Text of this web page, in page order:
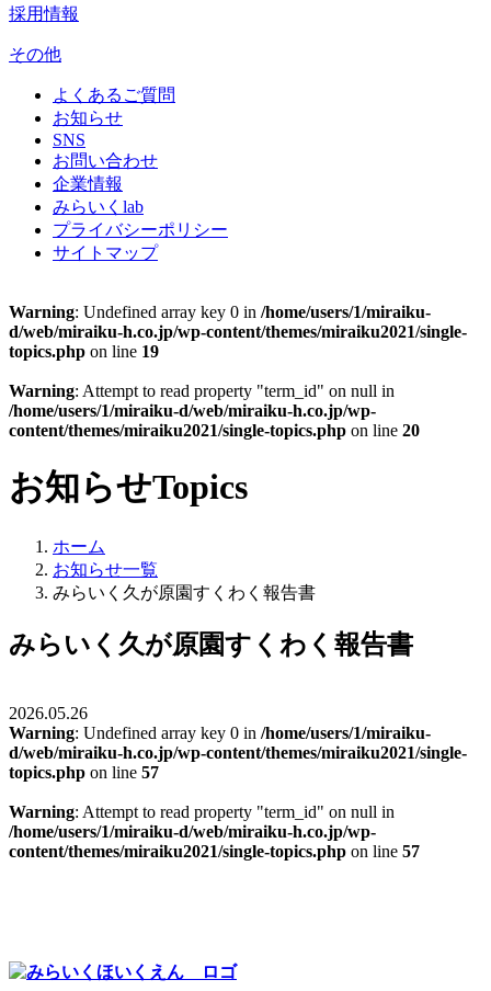
採用情報
その他
よくあるご質問
お知らせ
SNS
お問い合わせ
企業情報
みらいくlab
プライバシーポリシー
サイトマップ
Warning: Undefined array key 0 in /home/users/1/miraiku-
d/web/miraiku-h.co.jp/wp-content/themes/miraiku2021/single-
topics.php on line 19
Warning: Attempt to read property "term_id" on null in
/home/users/1/miraiku-d/web/miraiku-h.co.jp/wp-
content/themes/miraiku2021/single-topics.php on line 20
お知らせTopics
ホーム
お知らせ一覧
みらいく久が原園すくわく報告書
みらいく久が原園すくわく報告書
2026.05.26
Warning: Undefined array key 0 in /home/users/1/miraiku-
d/web/miraiku-h.co.jp/wp-content/themes/miraiku2021/single-
topics.php on line 57
Warning: Attempt to read property "term_id" on null in
/home/users/1/miraiku-d/web/miraiku-h.co.jp/wp-
content/themes/miraiku2021/single-topics.php on line 57